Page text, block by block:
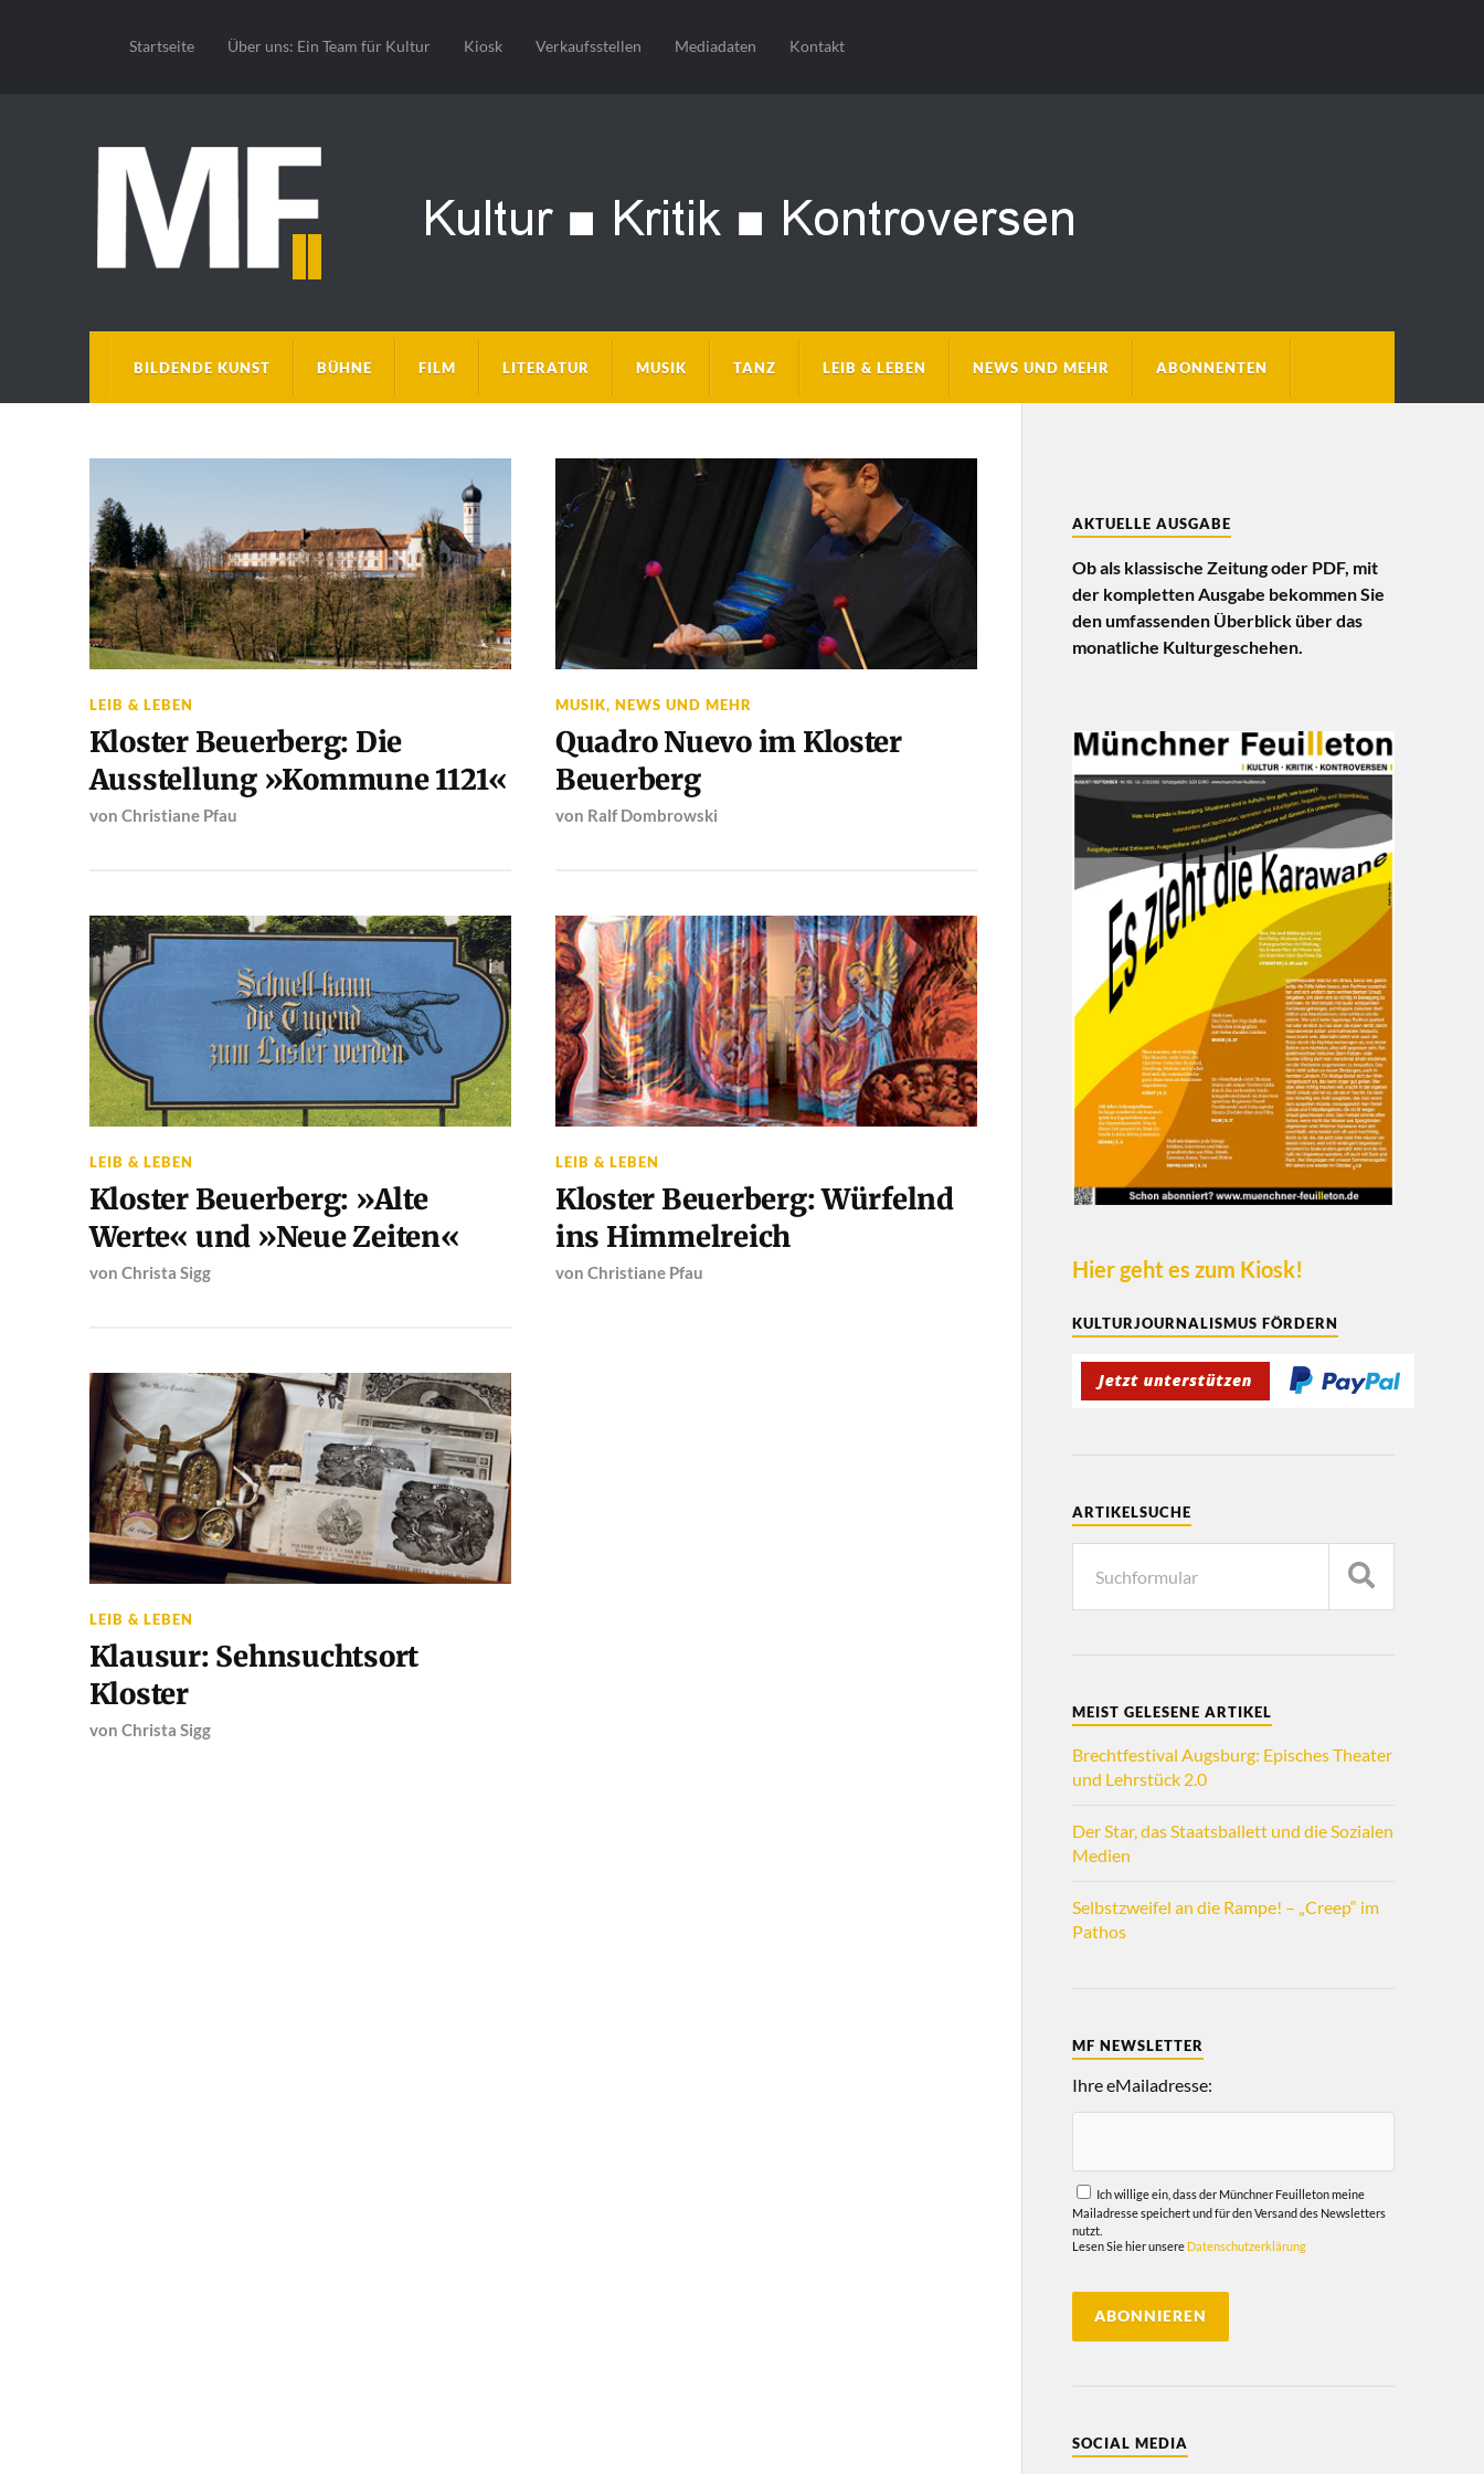
Startseite Über uns: Ein Team für Kultur Kiosk Verkaufsstellen Mediadaten Kontakt
BILDENDE KUNST BÜHNE FILM LITERATUR MUSIK TANZ LEIB & LEBEN NEWS UND MEHR ABONNENTEN
LEIB & LEBEN
Kloster Beuerberg: Die
Ausstellung »Kommune 1121«
von Christiane Pfau
MUSIK, NEWS UND MEHR
Quadro Nuevo im Kloster
Beuerberg
von Ralf Dombrowski
LEIB & LEBEN
Kloster Beuerberg: »Alte
Werte« und »Neue Zeiten«
von Christa Sigg
LEIB & LEBEN
Kloster Beuerberg: Würfelnd
ins Himmelreich
von Christiane Pfau
LEIB & LEBEN
Klausur: Sehnsuchtsort
Kloster
von Christa Sigg
AKTUELLE AUSGABE
Ob als klassische Zeitung oder PDF, mit
der kompletten Ausgabe bekommen Sie
den umfassenden Überblick über das
monatliche Kulturgeschehen.
Hier geht es zum Kiosk!
KULTURJOURNALISMUS FÖRDERN
ARTIKELSUCHE
MEIST GELESENE ARTIKEL
Brechtfestival Augsburg: Episches Theater
und Lehrstück 2.0
Der Star, das Staatsballett und die Sozialen
Medien
Selbstzweifel an die Rampe! – „Creep“ im
Pathos
MF NEWSLETTER
Ihre eMailadresse:
Ich willige ein, dass der Münchner Feuilleton meine
Mailadresse speichert und für den Versand des Newsletters
nutzt.
Lesen Sie hier unsere Datenschutzerklärung
SOCIAL MEDIA